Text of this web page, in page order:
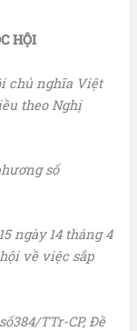
HỘI
chủ nghĩa Việt
theo Nghị
số
ngày 14 tháng 4
về việc sắp
TTr-CP, Đề